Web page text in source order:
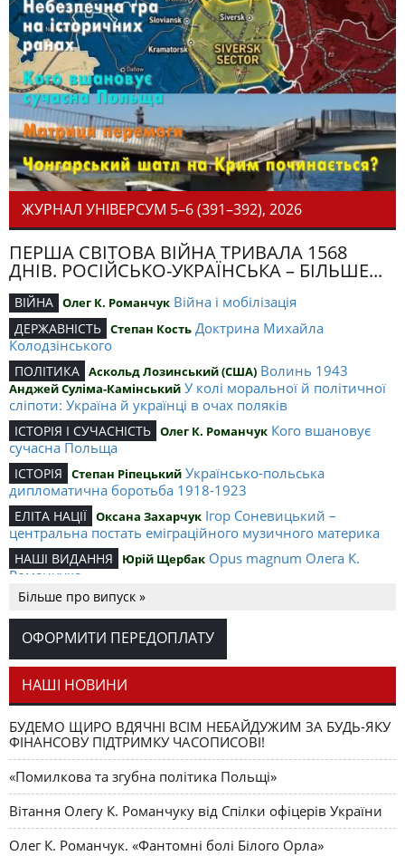
ЖУРНАЛ УНІВЕРСУМ 5–6 (391–392), 2026
ПЕРША СВІТОВА ВІЙНА ТРИВАЛА 1568
ДНІВ. РОСІЙСЬКО-УКРАЇНСЬКА – БІЛЬШЕ...
ВІЙНА Олег К. Романчук Війна і мобілізація
ДЕРЖАВНІСТЬ Степан Кость Доктрина Михайла
Колодзінського
ПОЛІТИКА Аскольд Лозинський (США) Волинь 1943
Анджей Суліма-Камінський У колі моральної й політичної
сліпоти: Україна й українці в очах поляків
ІСТОРІЯ І СУЧАСНІСТЬ Олег К. Романчук Кого вшановує
сучасна Польща
ІСТОРІЯ Степан Ріпецький Українсько-польська
дипломатична боротьба 1918-1923
ЕЛІТА НАЦІЇ Оксана Захарчук Ігор Соневицький –
центральна постать еміграційного музичного материка
НАШІ ВИДАННЯ Юрій Щербак Opus magnum Олега К.
Романчука
РЕЦЕНЗІЇ Петро Іванишин
Романчука
СЛОВО РЕДАКЦІЙНЕ Олег К. Романчук
як уособлення української політстратегії й тактики
Більше про випуск »
ОФОРМИТИ ПЕРЕДОПЛАТУ
НАШІ НОВИНИ
БУДЕМО ЩИРО ВДЯЧНІ ВСІМ НЕБАЙДУЖИМ ЗА БУДЬ-ЯКУ
ФІНАНСОВУ ПІДТРИМКУ ЧАСОПИСОВІ!
«Помилкова та згубна політика Польщі»
Вітання Олегу К. Романчуку від Спілки офіцерів України
Олег К. Романчук. «Фантомні болі Білого Орла»